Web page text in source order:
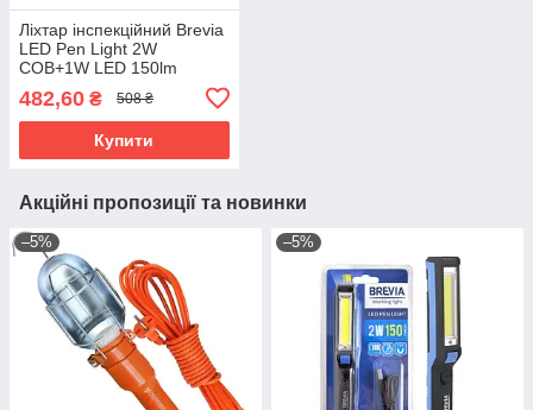
Ліхтар інспекційний Brevia
LED Pen Light 2W
COB+1W LED 150lm
900mAh microUSB 11220
482,60 ₴ 508 ₴
Купити
Акційні пропозиції та новинки
–5% –5%